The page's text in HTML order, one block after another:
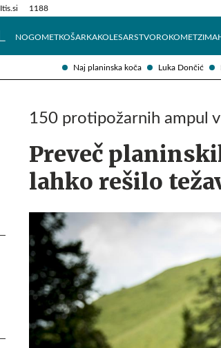
Naj planinska koča Luka Dončić
Itis.si 1188
NOGOMETKOŠARKAKOLESARSTVOROKOMETZIMA
Tehnik
150 protipožarnih ampul
Preveč
lahko rešilo